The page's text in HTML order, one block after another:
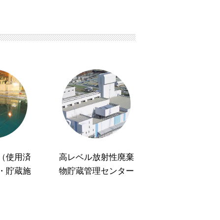
使用済
貯蔵施
高レベル放射性廃棄
物貯蔵管理センター